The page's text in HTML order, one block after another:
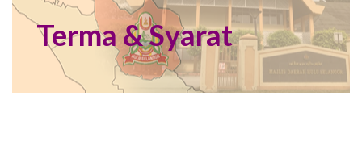
Terma & Syarat